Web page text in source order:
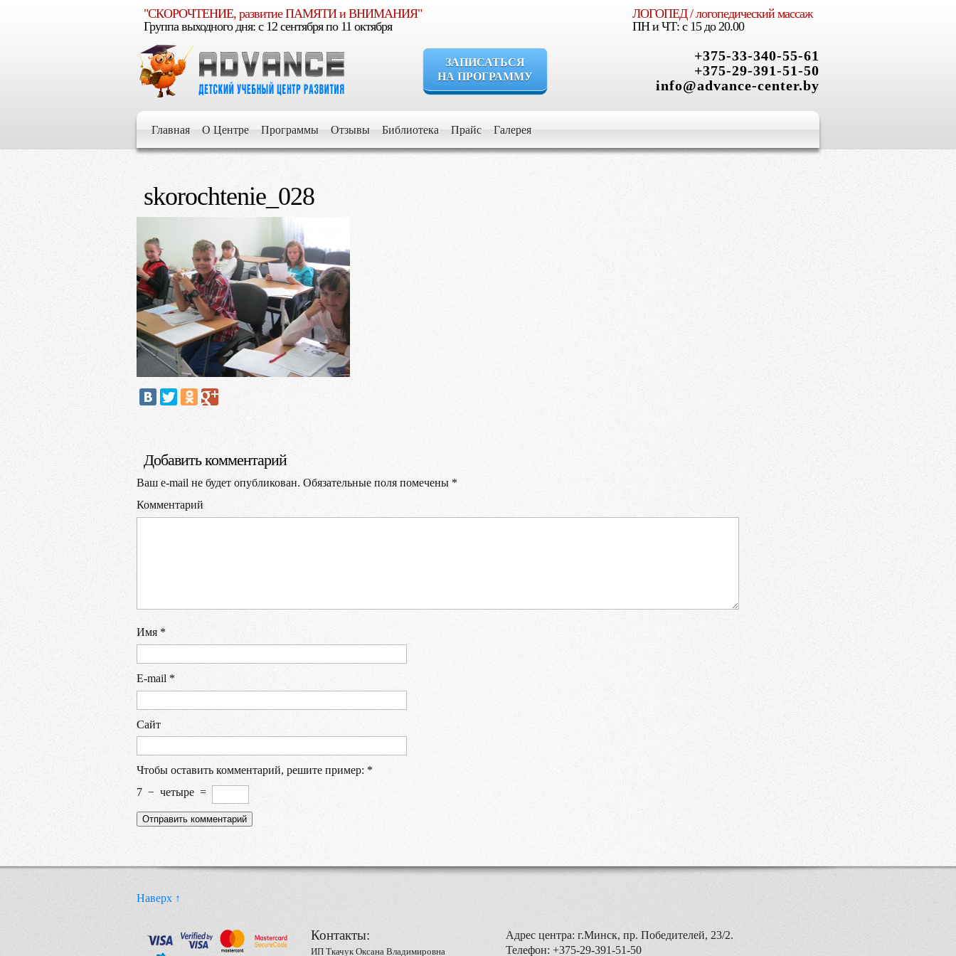
"СКОРОЧТЕНИЕ, развитие ПАМЯТИ и ВНИМАНИЯ"
Группа выходного дня: c 12 сентября по 11 октября
ЛОГОПЕД / логопедический массаж
ПН и ЧТ: с 15 до 20.00
ЗАПИСАТЬСЯ
НА ПРОГРАММУ
+375-33-340-55-61
+375-29-391-51-50
info@advance-center.by
Главная О Центре Программы Отзывы Библиотека Прайс Галерея
Если Вы уверены, что Ваш ребенок должен расти умным, уверенным, творческим,
Если Вы стремитесь дать ему все самое лучшее для его развития и роста
Если Вы хотите видеть его успешным в будущем
skorochtenie_028
Добавить комментарий
Ваш e-mail не будет опубликован. Обязательные поля помечены *
Комментарий
Имя *
E-mail *
Сайт
Чтобы оставить комментарий, решите пример: *
7 − четыре =
Наверх ↑
Контакты:
ИП Ткачук Оксана Владимировна
Адрес центра: г.Минск, пр. Победителей, 23/2.
Телефон: +375-29-391-51-50